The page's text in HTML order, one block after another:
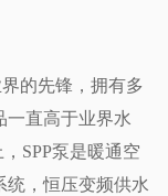
的先锋，拥有多
一直高于业界水
SPP泵是暖通空
统，恒压变频供水